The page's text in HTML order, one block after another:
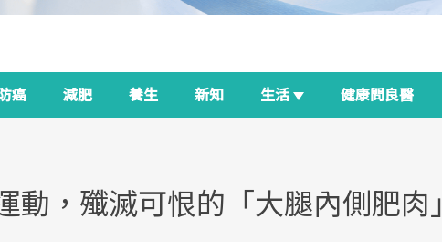
癌 減肥 養生 新知 生活 健康問良醫
動，殲滅可恨的「大腿內側肥肉」